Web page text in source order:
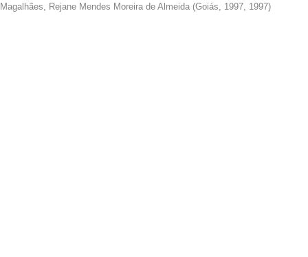
Magalhães, Rejane Mendes Moreira de Almeida (Goiás, 1997, 1997)